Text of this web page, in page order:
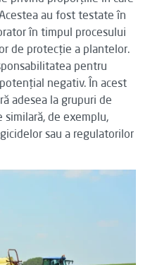
au fost testate în
în timpul procesului
de protecție a plantelor.
pentru
negativ. În acest
adesea la grupuri de
de exemplu,
sau a regulatorilor